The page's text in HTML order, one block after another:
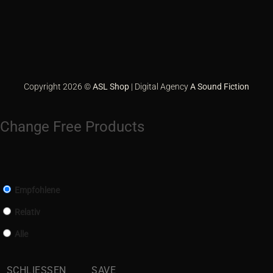
Copyright 2026 ©ASL Shop | Digital AgencyA Sound Fiction
Change Free Products
Empfohlene
Relativ
Alle
SCHLIESSEN SAVE